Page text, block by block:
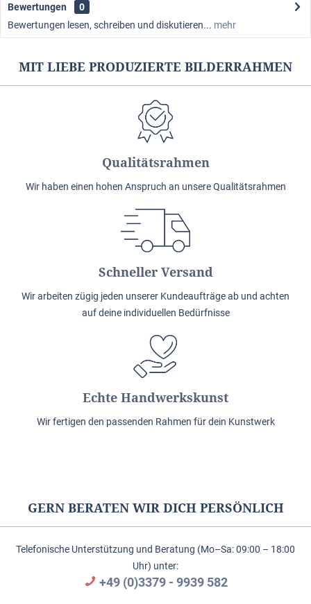
Bewertungen
0
Bewertungen lesen, schreiben und diskutieren... mehr
MIT LIEBE PRODUZIERTE BILDERRAHMEN
Qualitätsrahmen
Wir haben einen hohen Anspruch an unsere Qualitätsrahmen
Schneller Versand
Wir arbeiten zügig jeden unserer Kundeaufträge ab und achten
auf deine individuellen Bedürfnisse
Echte Handwerkskunst
Wir fertigen den passenden Rahmen für dein Kunstwerk
GERN BERATEN WIR DICH PERSÖNLICH
Telefonische Unterstützung und Beratung (Mo–Sa: 09:00 – 18:00
Uhr) unter:
+49 (0)3379 - 9939 582